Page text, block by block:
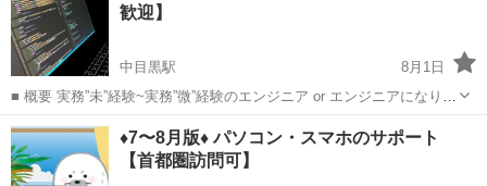
歓迎】
中目黒駅
8月1日
■ 概要 実務”未”経験~実務”微”経験のエンジニア or エンジニアになりた
い方に届いてほしい！ 「頻繁に開発案件を見ているけど レベルが高い
案件ばかりで尻込みしてしまう。 だけど、経験を積んでステップアッ
プし...
東京 渋谷区 中目黒駅 プログラミング Java
♦️7〜8月版♦️ パソコン・スマホのサポート
【首都圏訪問可】